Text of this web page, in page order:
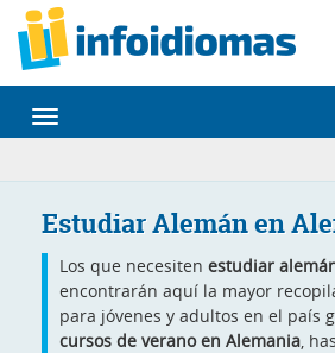
Desplegar
navegación
Estudiar Alemán en
Los que necesiten estudiar
encontrarán aquí la mayor
para jóvenes y adultos en el país
cursos de verano en Alemania,